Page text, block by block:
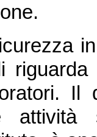
Il
attività